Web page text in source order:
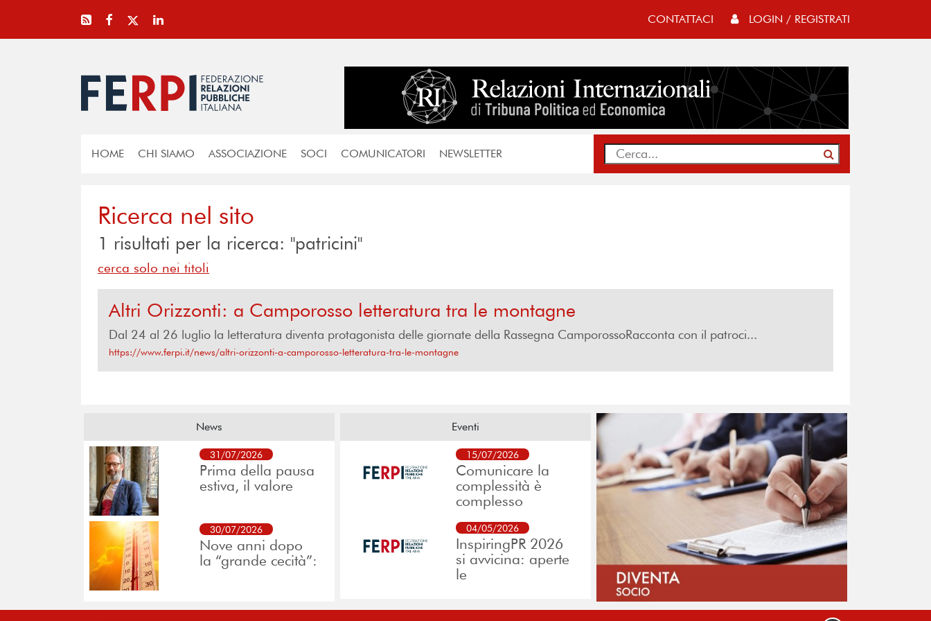
CONTATTACI LOGIN / REGISTRATI
HOME CHI SIAMO ASSOCIAZIONE SOCI COMUNICATORI NEWSLETTER
Ricerca nel sito
1 risultati per la ricerca: "patricini"
cerca solo nei titoli
Altri Orizzonti: a Camporosso letteratura tra le montagne
Dal 24 al 26 luglio la letteratura diventa protagonista delle giornate della Rassegna CamporossoRacconta con il patroci...
https://www.ferpi.it/news/altri-orizzonti-a-camporosso-letteratura-tra-le-montagne
News
31/07/2026
Prima della pausa
estiva, il valore
30/07/2026
Nove anni dopo
la “grande cecità”:
Eventi
15/07/2026
Comunicare la
complessità è
complesso
04/05/2026
InspiringPR 2026
si avvicina: aperte
le